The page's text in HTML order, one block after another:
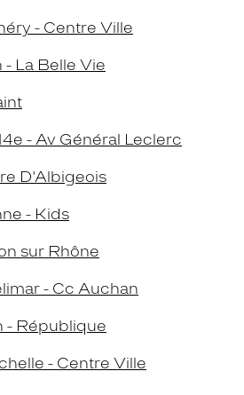
- Centre Ville
- La Belle Vie
- Av Général Leclerc
D'Albigeois
- Kids
sur Rhône
- Cc Auchan
- République
- Centre Ville